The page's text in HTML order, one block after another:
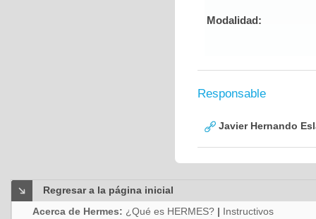
Modalidad:
Responsable
Javier Hernando
Regresar a la página inicial
Acerca de Hermes: ¿Qué es HERMES? | Instructivos